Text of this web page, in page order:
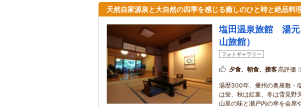
天然自家源泉と大自然の四季を感じる癒しのひと時と絶品料
塩田温泉旅館 湯
山旅館）
フォトギャラリー
夕食、朝食、接客高評価
湯歴300年、播州の奥座敷・
は蛍、秋は紅葉、冬は雪見野
山里の味と瀬戸内の幸を会席